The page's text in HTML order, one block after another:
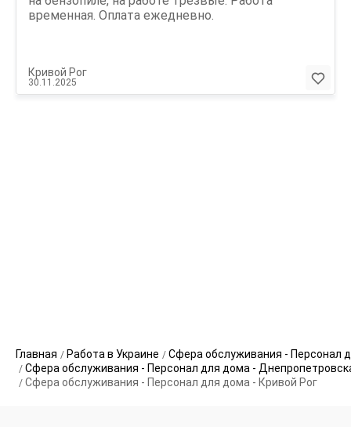
временная. Оплата ежедневно.
Кривой Рог
30.11.2025
Главная Работа в Украине
Сфера обслуживания - Персонал
Сфера обслуживания - Персонал для дома -
Сфера обслуживания - Персонал для дома - Кривой Рог